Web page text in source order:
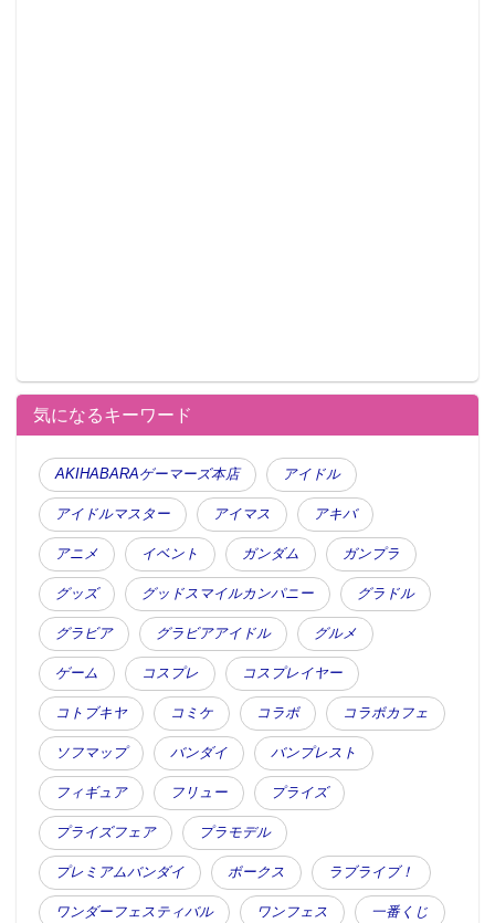
気になるキーワード
AKIHABARAゲーマーズ本店 アイドル
アイドルマスター アイマス アキバ
アニメ イベント ガンダム ガンプラ
グッズ グッドスマイルカンパニー グラドル
グラビア グラビアアイドル グルメ
ゲーム コスプレ コスプレイヤー
コトブキヤ コミケ コラボ コラボカフェ
ソフマップ バンダイ バンプレスト
フィギュア フリュー プライズ
プライズフェア プラモデル
プレミアムバンダイ ボークス ラブライブ！
ワンダーフェスティバル ワンフェス 一番くじ